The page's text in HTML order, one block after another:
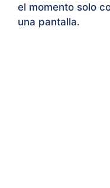
el momento solo
una pantalla.